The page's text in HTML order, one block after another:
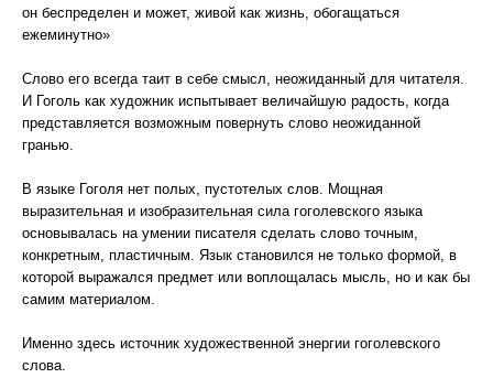
он беспределен и может, живой как жизнь, обогащаться
ежеминутно»
Слово его всегда таит в себе смысл, неожиданный для читателя.
И Гоголь как художник испытывает величайшую радость, когда
представляется возможным повернуть слово неожиданной
гранью.
В языке Гоголя нет полых, пустотелых слов. Мощная
выразительная и изобразительная сила гоголевского языка
основывалась на умении писателя сделать слово точным,
конкретным, пластичным. Язык становился не только формой, в
которой выражался предмет или воплощалась мысль, но и как бы
самим материалом.
Именно здесь источник художественной энергии гоголевского
слова.